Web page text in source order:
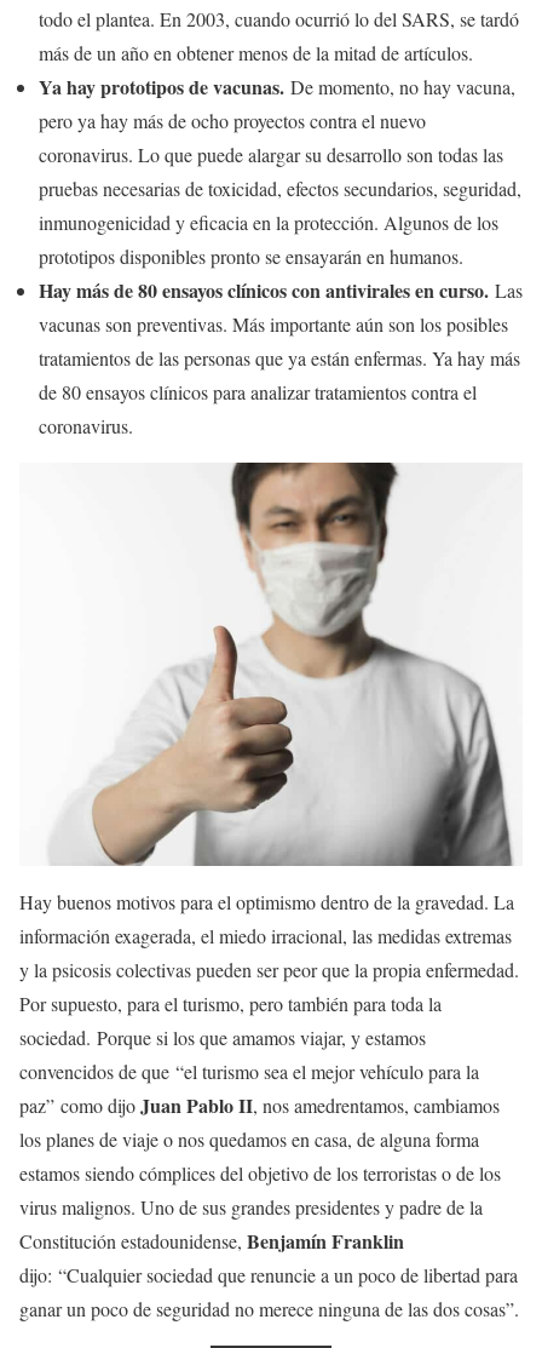
todo el plantea. En 2003, cuando ocurrió lo del SARS, se tardó
más de un año en obtener menos de la mitad de artículos.
Ya hay prototipos de vacunas. De momento, no hay vacuna,
pero ya hay más de ocho proyectos contra el nuevo
coronavirus. Lo que puede alargar su desarrollo son todas las
pruebas necesarias de toxicidad, efectos secundarios, seguridad,
inmunogenicidad y eficacia en la protección. Algunos de los
prototipos disponibles pronto se ensayarán en humanos.
Hay más de 80 ensayos clínicos con antivirales en curso. Las
vacunas son preventivas. Más importante aún son los posibles
tratamientos de las personas que ya están enfermas. Ya hay más
de 80 ensayos clínicos para analizar tratamientos contra el
coronavirus.
Hay buenos motivos para el optimismo dentro de la gravedad. La
información exagerada, el miedo irracional, las medidas extremas
y la psicosis colectivas pueden ser peor que la propia enfermedad.
Por supuesto, para el turismo, pero también para toda la
sociedad. Porque si los que amamos viajar, y estamos
convencidos de que “el turismo sea el mejor vehículo para la
paz” como dijoJuan Pablo II, nos amedrentamos, cambiamos
los planes de viaje o nos quedamos en casa, de alguna forma
estamos siendo cómplices del objetivo de los terroristas o de los
virus malignos. Uno de sus grandes presidentes y padre de la
Constitución estadounidense, Benjamín Franklin
dijo: “Cualquier sociedad que renuncie a un poco de libertad para
ganar un poco de seguridad no merece ninguna de las dos cosas”.